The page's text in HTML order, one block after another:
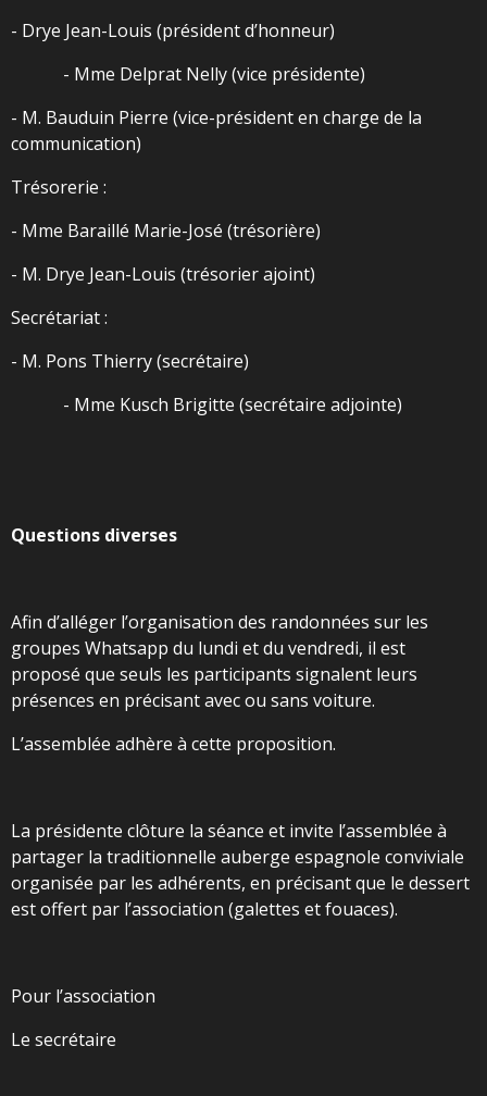
- Drye Jean-Louis (président d’honneur)
- Mme Delprat Nelly (vice présidente)
- M. Bauduin Pierre (vice-président en charge de la
communication)
Trésorerie :
- Mme Baraillé Marie-José (trésorière)
- M. Drye Jean-Louis (trésorier ajoint)
Secrétariat :
- M. Pons Thierry (secrétaire)
- Mme Kusch Brigitte (secrétaire adjointe)
Questions diverses
Afin d’alléger l’organisation des randonnées sur les
groupes Whatsapp du lundi et du vendredi, il est
proposé que seuls les participants signalent leurs
présences en précisant avec ou sans voiture.
L’assemblée adhère à cette proposition.
La présidente clôture la séance et invite l’assemblée à
partager la traditionnelle auberge espagnole conviviale
organisée par les adhérents, en précisant que le dessert
est offert par l’association (galettes et fouaces).
Pour l’association
Le secrétaire